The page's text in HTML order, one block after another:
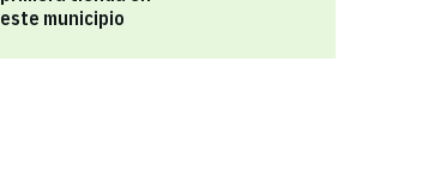
este municipio